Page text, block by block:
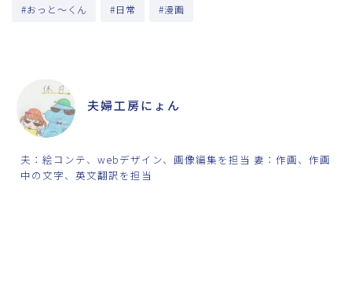
#おっと～くん #日常 #漫画
夫婦工房にょん
夫：絵コンテ、webデザイン、画像編集を担当 妻：作画、作画
中の文字、英文翻訳を担当